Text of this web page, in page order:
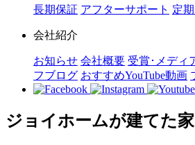
長期保証 アフターサポート 定
会社紹介
お知らせ 会社概要 受賞･メディ
フブログ おすすめYouTube動画
ジョイホームが建てた家